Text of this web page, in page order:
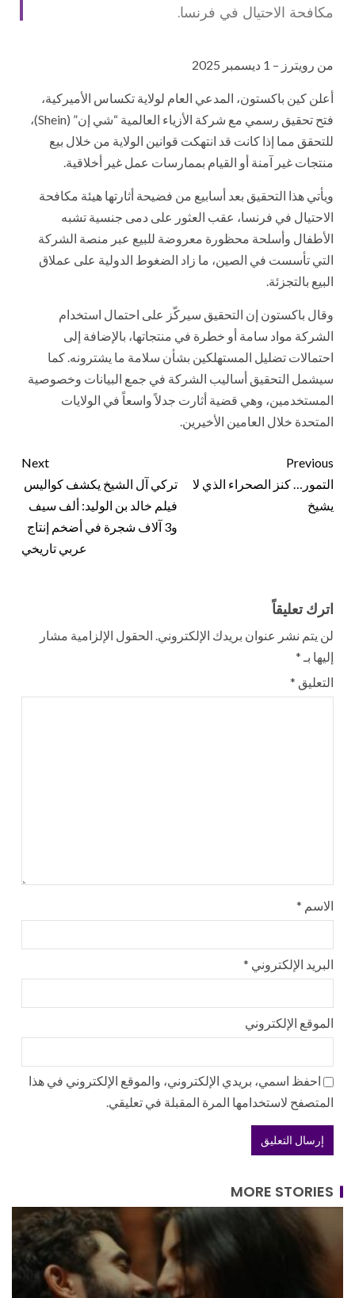
مكافحة الاحتيال في فرنسا.
من رويترز – 1 ديسمبر 2025
أعلن كين باكستون، المدعي العام لولاية تكساس الأميركية،
فتح تحقيق رسمي مع شركة الأزياء العالمية “شي إن” (Shein)،
للتحقق مما إذا كانت قد انتهكت قوانين الولاية من خلال بيع
منتجات غير آمنة أو القيام بممارسات عمل غير أخلاقية.
ويأتي هذا التحقيق بعد أسابيع من فضيحة أثارتها هيئة مكافحة
الاحتيال في فرنسا، عقب العثور على دمى جنسية تشبه
الأطفال وأسلحة محظورة معروضة للبيع عبر منصة الشركة
التي تأسست في الصين، ما زاد الضغوط الدولية على عملاق
البيع بالتجزئة.
وقال باكستون إن التحقيق سيركّز على احتمال استخدام
الشركة مواد سامة أو خطرة في منتجاتها، بالإضافة إلى
احتمالات تضليل المستهلكين بشأن سلامة ما يشترونه. كما
سيشمل التحقيق أساليب الشركة في جمع البيانات وخصوصية
المستخدمين، وهي قضية أثارت جدلاً واسعاً في الولايات
المتحدة خلال العامين الأخيرين.
Previous
التمور… كنز الصحراء الذي لا
يشيخ
Next
تركي آل الشيخ يكشف كواليس
فيلم خالد بن الوليد: ألف سيف
و3 آلاف شجرة في أضخم إنتاج
عربي تاريخي
اترك تعليقاً
لن يتم نشر عنوان بريدك الإلكتروني. الحقول الإلزامية مشار
إليها بـ *
التعليق *
الاسم *
البريد الإلكتروني *
الموقع الإلكتروني
احفظ اسمي، بريدي الإلكتروني، والموقع الإلكتروني في هذا
المتصفح لاستخدامها المرة المقبلة في تعليقي.
MORE STORIES